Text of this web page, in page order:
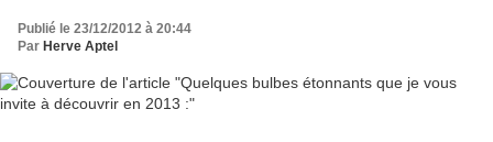
Publié le 23/12/2012 à 20:44
Par Herve Aptel